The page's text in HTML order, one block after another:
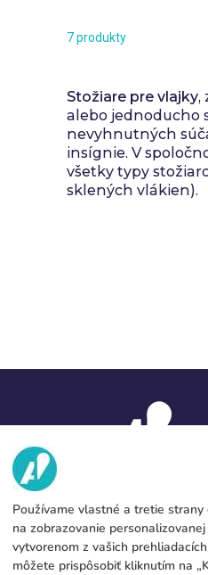
7 produkty
Stožiare pre vlajky,
alebo jednoducho
nevyhnutných
insígnie. V
všetky typy
sklených vlákien).
Ádivin, európsky líder vo
krajinách. Sme 100% online.
podpisovými doskami a inými
dodávame do 24 hodín.
Používame vlastné a tretie
na zobrazovanie
vytvorenom z vašich
môžete prispôsobiť kliknutím na